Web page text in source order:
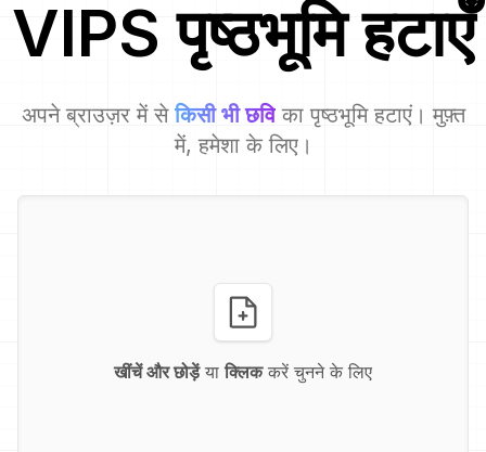
VIPS पृष्ठभूमि हटाएँ
अपने ब्राउज़र में से किसी भी छवि का पृष्ठभूमि हटाएं। मुफ़्त
में, हमेशा के लिए।
खींचें और छोड़ेंया क्लिककरें चुनने के लिए